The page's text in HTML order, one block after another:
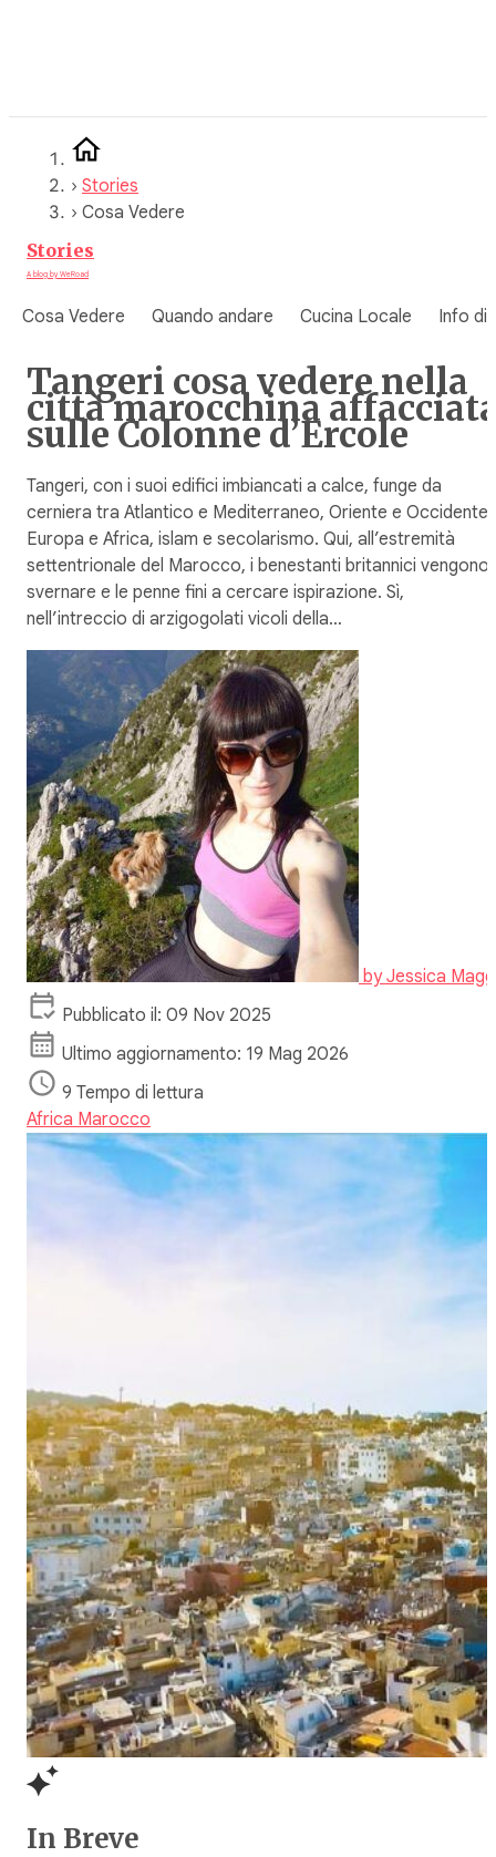
› Stories
› Cosa Vedere
Stories
A blog by WeRoad
Cosa Vedere Quando andare Cucina Locale Info di
Tangeri cosa vedere​ nella
città marocchina
sulle Colonne d’Ercole
Tangeri, con i suoi edifici imbiancati a calce, funge da
cerniera tra Atlantico e Mediterraneo, Oriente e Occidente,
Europa e Africa, islam e secolarismo. Qui, all’estremità
settentrionale del Marocco, i benestanti britannici vengono
svernare e le penne fini a cercare ispirazione. Sì,
nell’intreccio di arzigogolati vicoli della…
byJessica
Pubblicato il: 09 Nov 2025
Ultimo aggiornamento: 19 Mag 2026
9 Tempo di lettura
Africa Marocco
In Breve